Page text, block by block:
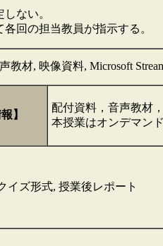
ない。
各回の担当教員が指示する。
教材, 映像資料, Microsoft
】
配付資料，音声教材
本授業はオンデマン
イズ形式, 授業後レポート